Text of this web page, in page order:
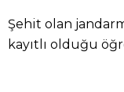
Şehit olan
kayıtlı olduğu